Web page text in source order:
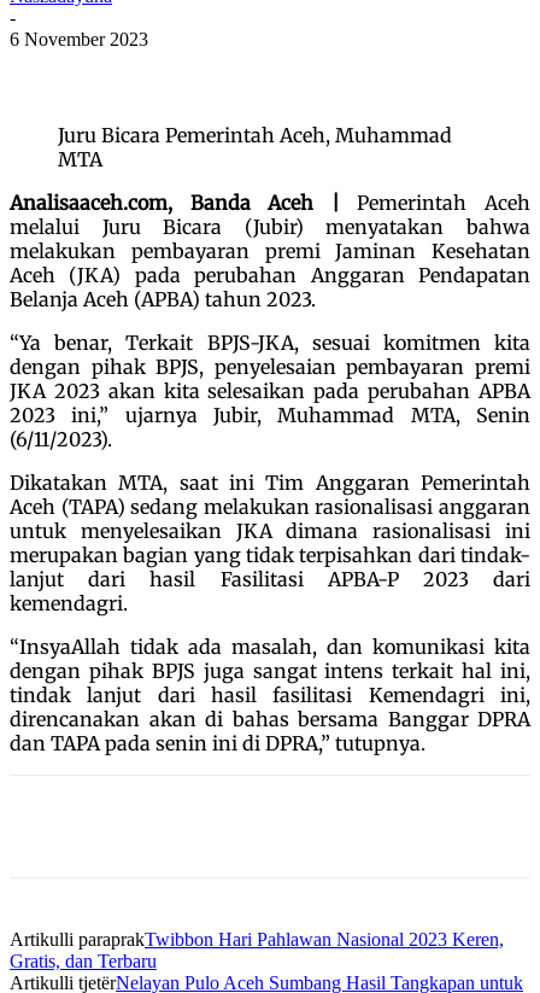
-
6 November 2023
Juru Bicara Pemerintah Aceh, Muhammad
MTA
Analisaaceh.com, Banda Aceh |
Pemerintah Aceh
melalui Juru Bicara (Jubir) menyatakan bahwa
melakukan pembayaran premi Jaminan Kesehatan
Aceh (JKA) pada perubahan Anggaran Pendapatan
Belanja Aceh (APBA) tahun 2023.
“Ya benar, Terkait BPJS-JKA, sesuai komitmen kita
dengan pihak BPJS, penyelesaian pembayaran premi
JKA 2023 akan kita selesaikan pada perubahan APBA
2023 ini,” ujarnya Jubir, Muhammad MTA, Senin
(6/11/2023).
Dikatakan MTA, saat ini Tim Anggaran Pemerintah
Aceh (TAPA) sedang melakukan rasionalisasi anggaran
untuk menyelesaikan JKA dimana rasionalisasi ini
merupakan bagian yang tidak terpisahkan dari tindak-
lanjut dari hasil Fasilitasi APBA-P 2023 dari
kemendagri.
“InsyaAllah tidak ada masalah, dan komunikasi kita
dengan pihak BPJS juga sangat intens terkait hal ini,
tindak lanjut dari hasil fasilitasi Kemendagri ini,
direncanakan akan di bahas bersama Banggar DPRA
dan TAPA pada senin ini di DPRA,” tutupnya.
Artikulli paraprakTwibbon Hari Pahlawan Nasional 2023 Keren,
Gratis, dan Terbaru
Artikulli tjetërNelayan Pulo Aceh Sumbang Hasil Tangkapan untuk